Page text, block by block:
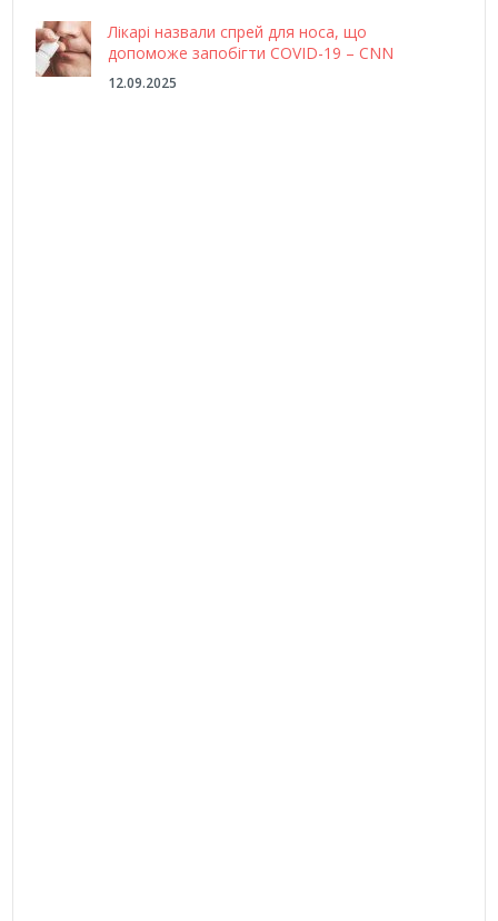
Лікарі назвали спрей для носа, що
допоможе запобігти COVID-19 – CNN
12.09.2025